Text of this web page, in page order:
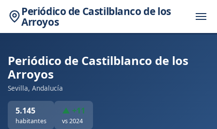
Periódico de Castilblanco de los
Arroyos
Periódico de Castilblanco de los
Arroyos
Sevilla, Andalucía
5.145
habitantes
▲ +11
vs 2024